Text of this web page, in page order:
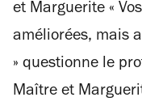
et Marguerite «
améliorées, mais
» questionne le
Maître et